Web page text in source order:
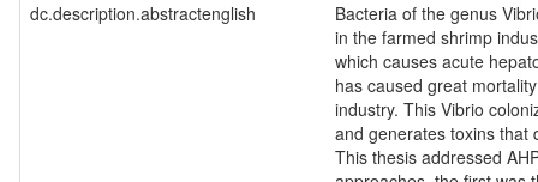
dc.description.abstractenglish
Bacteria of the genus
in the farmed shrimp
which causes acute
has caused great
industry. This Vibrio
and generates toxins that
This thesis addressed